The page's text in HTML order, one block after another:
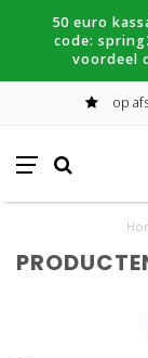
50 euro
code:
voordeel
op